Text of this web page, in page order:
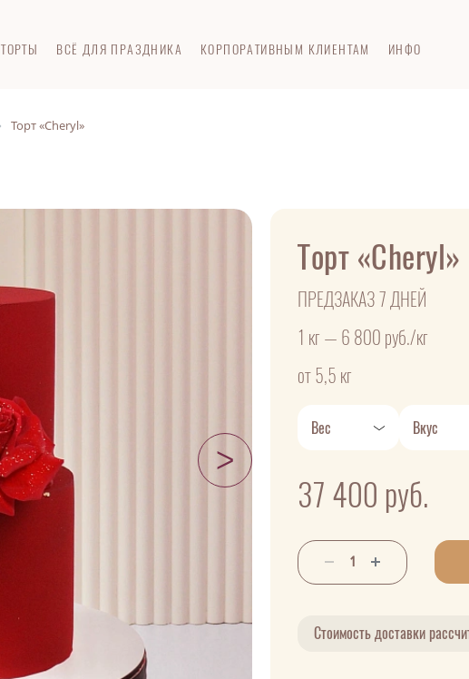
ТОРТЫ ВСЁ ДЛЯ ПРАЗДНИКА КОРПОРАТИВНЫМ КЛИЕНТАМ ИНФО
Торт «Cheryl»
Торт «Cheryl»
ПРЕДЗАКАЗ 7 ДНЕЙ
1 кг — 6 800 руб./кг
от 5,5 кг
Вес Вкус
37 400 руб.
Стоимость доставки